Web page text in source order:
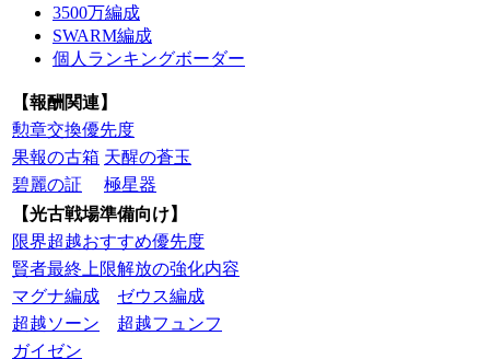
3500万編成
SWARM編成
個人ランキングボーダー
【報酬関連】
勲章交換優先度
果報の古箱 天醒の蒼玉
碧麗の証
極星器
【光古戦場準備向け】
限界超越おすすめ優先度
賢者最終上限解放の強化内容
マグナ編成
ゼウス編成
超越ソーン
超越フュンフ
ガイゼン